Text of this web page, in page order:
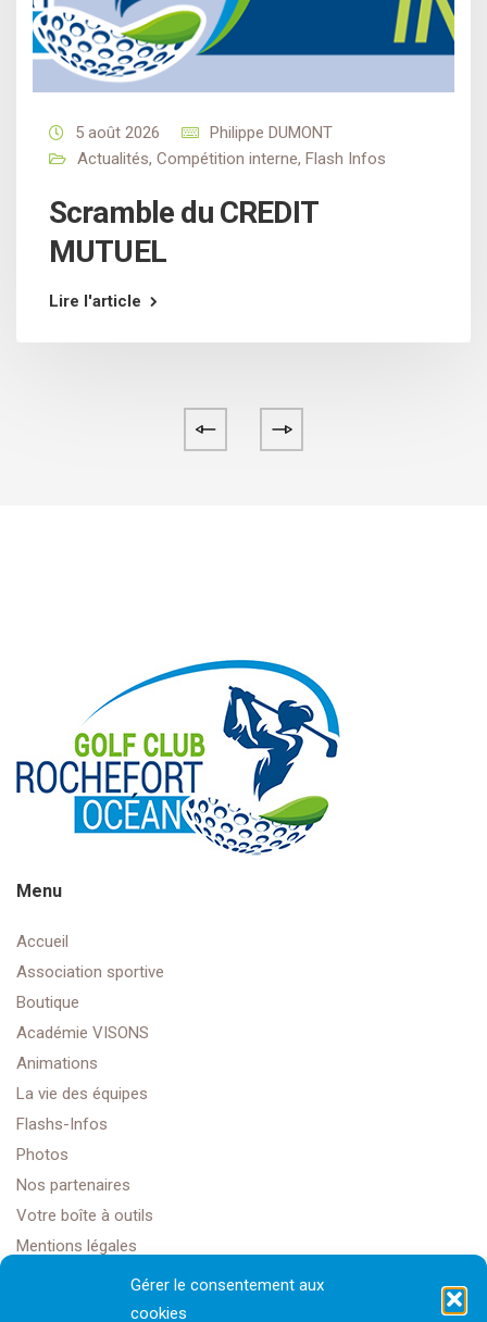
Gérer le consentement aux
cookies
5 août 2026
Philippe DUMONT
Actualités, Compétition interne, Flash Infos
Scramble du CREDIT
MUTUEL
Lire l'article
Menu
Accueil
Association sportive
Boutique
Académie VISONS
Animations
La vie des équipes
Flashs-Infos
Photos
Nos partenaires
Votre boîte à outils
Mentions légales